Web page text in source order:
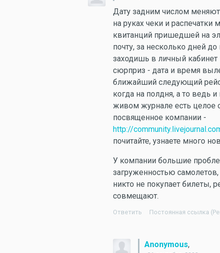
Дату задним числом
на руках чеки и распечатки
квитанций пришедшей на
почту, за несколько дней
заходишь в личный кабинет
сюрприз - дата и время
ближайший следующий
когда на полдня, а то ведь и
живом журнале есть целое
посвященное компании -
http://
почитайте, узнаете много
У компании большие
загруженностью
никто не покупает билеты,
совмещают.
Ответить Постоянная ссылка
Anonymous,